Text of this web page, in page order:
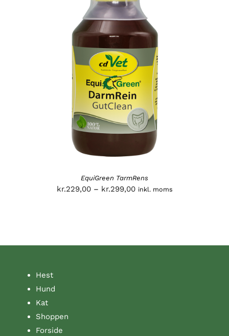
EquiGreen TarmRens
kr.229,00 – kr.299,00Prisinterval:
inkl. moms
Hest
Hund
Kat
Shoppen
Forside